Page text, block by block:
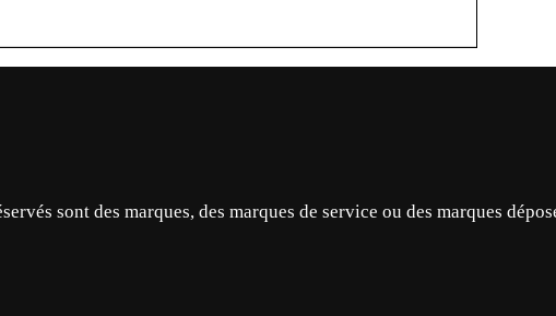
sont des marques, des marques de service ou des marques